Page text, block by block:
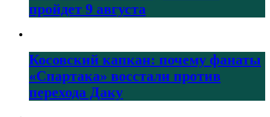
пройдет 9 августа
Косовский капкан: почему фанаты
«Спартака» восстали против
перехода Даку